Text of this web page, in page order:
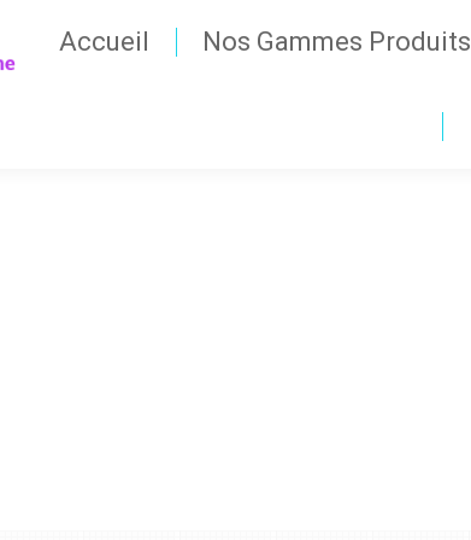
Accueil Nos Gammes Produits